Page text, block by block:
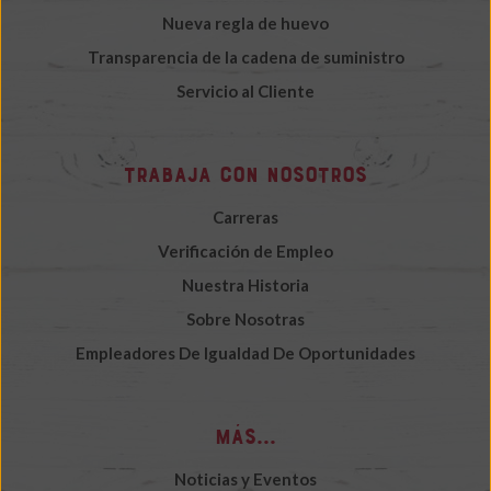
Nueva regla de huevo
Transparencia de la cadena de suministro
Servicio al Cliente
Trabaja con nosotros
Carreras
Verificación de Empleo
Nuestra Historia
Sobre Nosotras
Empleadores De Igualdad De Oportunidades
Más...
Noticias y Eventos